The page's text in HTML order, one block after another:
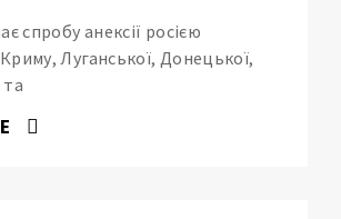
спробу анексії росією
Луганської, Донецької,
та